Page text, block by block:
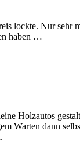
lockte. Nur sehr
haben …
Holzautos
Warten dann